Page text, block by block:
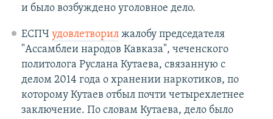
и было возбуждено уголовное дело.
ЕСПЧ удовлетворилжалобу председателя
"Ассамблеи народов Кавказа", чеченского
политолога Руслана Кутаева, связанную с
делом 2014 года о хранении наркотиков, по
которому Кутаев отбыл почти четырехлетнее
заключение. По словам Кутаева, дело было